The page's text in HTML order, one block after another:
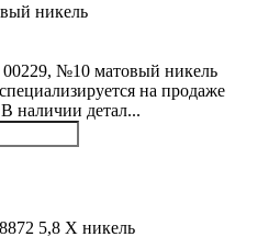
никель
00229, №10 матовый никель
на продаже
наличии детал...